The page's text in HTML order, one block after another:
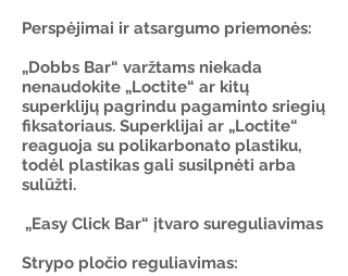
Perspėjimai ir atsargumo priemonės:
„Dobbs Bar“ varžtams niekada
nenaudokite „Loctite“ ar kitų
superklijų pagrindu pagaminto sriegių
fiksatoriaus. Superklijai ar „Loctite“
reaguoja su polikarbonato plastiku,
todėl plastikas gali susilpnėti arba
sulūžti.
„Easy Click Bar“ įtvaro sureguliavimas
Strypo pločio reguliavimas: